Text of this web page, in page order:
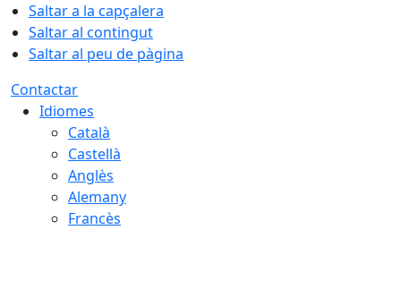
Saltar a la capçalera
Saltar al contingut
Saltar al peu de pàgina
Contactar
Idiomes
Català
Castellà
Anglès
Alemany
Francès